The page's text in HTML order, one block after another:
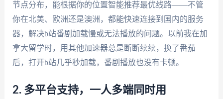
节点分布，能根据你的位置智能推荐最优线路——不管
你在北美、欧洲还是澳洲，都能快速连接到国内的服务
器，解决b站番剧加载慢或无法播放的问题。以前我在加
拿大留学时，用其他加速器总是断断续续，换了番茄
后，打开b站几乎秒加载，番剧播放也没有卡顿。
2. 多平台支持，一人多端同时用